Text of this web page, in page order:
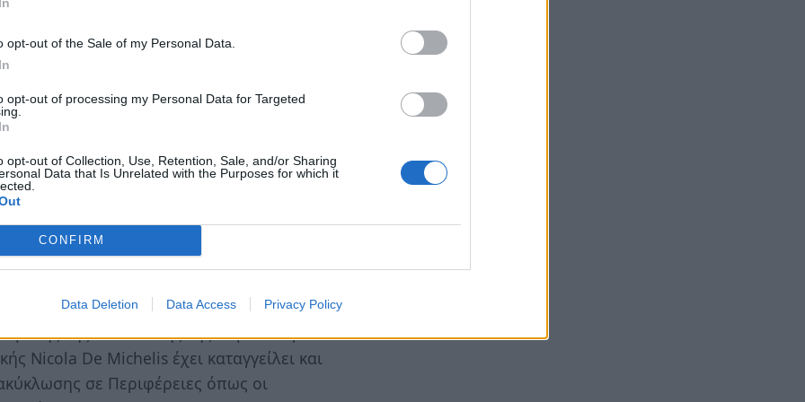
opt-out of the Sale of my Personal Data.
opt-out of processing my Personal Data for Targeted
opt-out of Collection, Use, Retention, Sale, and/or Sharing
Data that Is Unrelated with the Purposes for which it
CONFIRM
Data Deletion Data Access Privacy Policy
τους θεσμούς στην
δοθούν επαρκείς εξηγήσεις.
εάν μπορεί και πρέπει ο Παναγιώτης
Ομοίως γίνεται συζήτηση για την
του προέδρου του ΦΟΔΣΑ
να επιβεβαιώσει (ή να διαψεύσει) όσα
και σοβαρές επιφυλάξεις της
κ. Αργειτάκος πρέπει να
της Διεύθυνσης της Κομισιόν για
Nicola De Michelis έχει καταγγείλει και
σε Περιφέρειες όπως οι